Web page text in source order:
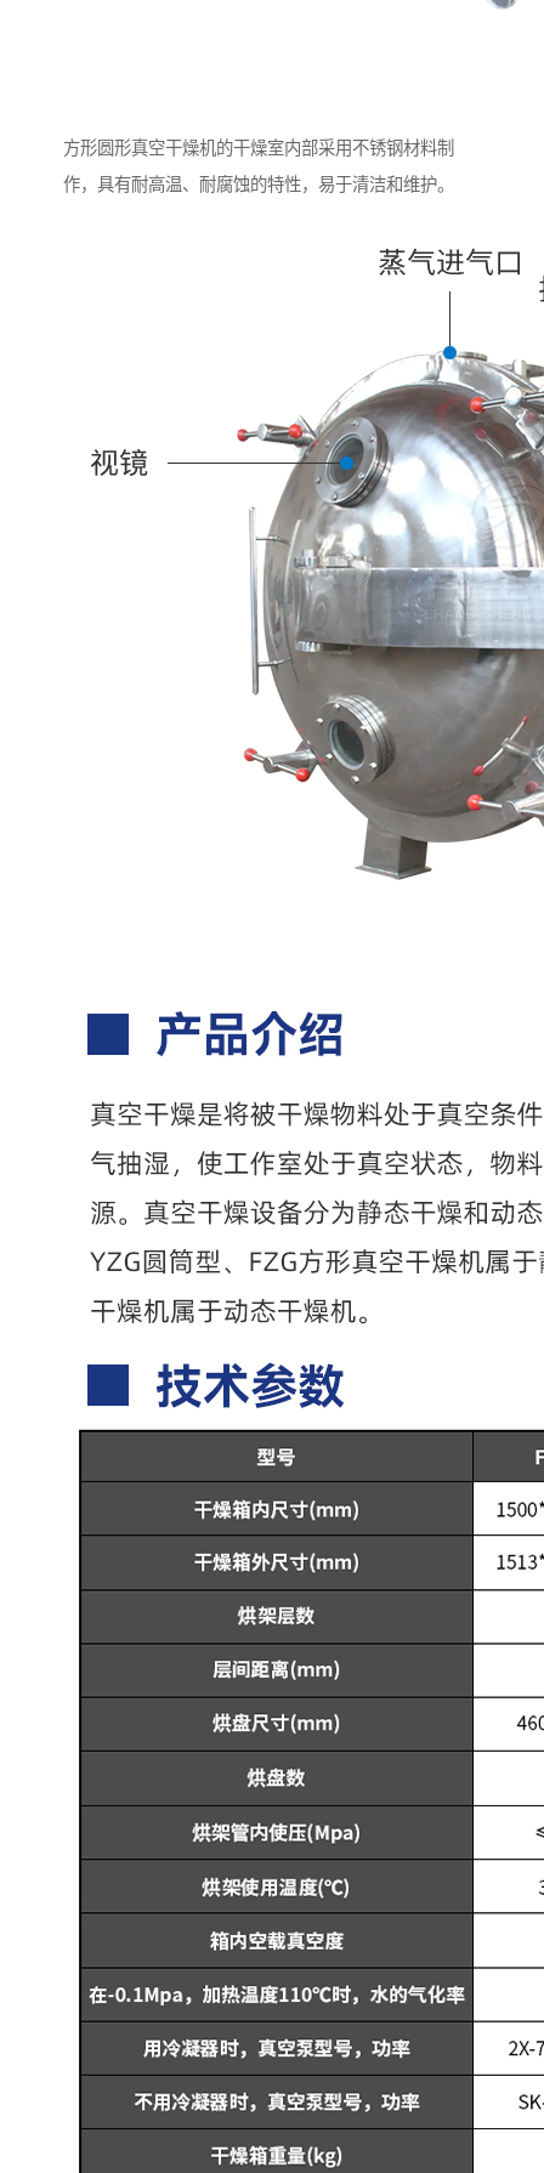
方形圆形真空干燥机的干燥室内部采用不锈钢材料制
作，具有耐高温、耐腐蚀的特性，易于清洁和维护。